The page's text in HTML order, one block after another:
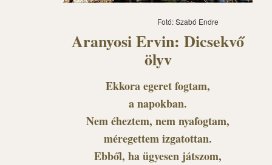
Fotó: Szabó Endre
Aranyosi Ervin: Dicsekvő
ölyv
Ekkora egeret fogtam,
a napokban.
Nem éheztem, nem nyafogtam,
méregettem izgatottan.
Ebből, ha ügyesen játszom,